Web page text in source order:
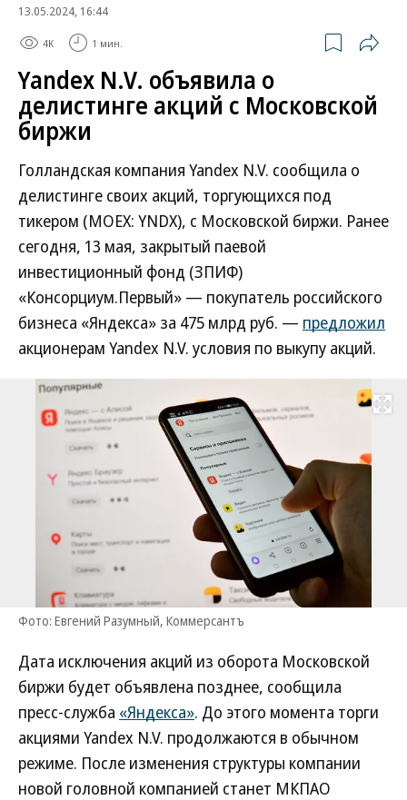
13.05.2024, 16:44
4K 1 мин.
Yandex N.V. объявила о
делистинге акций с Московской
биржи
Голландская компания Yandex N.V. сообщила о
делистинге своих акций, торгующихся под
тикером (MOEX: YNDX), с Московской биржи. Ранее
сегодня, 13 мая, закрытый паевой
инвестиционный фонд (ЗПИФ)
«Консорциум.Первый» — покупатель российского
бизнеса «Яндекса» за 475 млрд руб. — предложил
акционерам Yandex N.V. условия по выкупу акций.
Развернуть
Фото: Евгений Разумный, Коммерсантъ
Дата исключения акций из оборота Московской
биржи будет объявлена позднее, сообщила
пресс-служба «Яндекса». До этого момента торги
акциями Yandex N.V. продолжаются в обычном
режиме. После изменения структуры компании
новой головной компанией станет МКПАО